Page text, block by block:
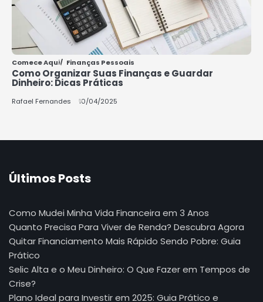
Comece Aqui Finanças Pessoais
Como Organizar Suas Finanças e Guardar
Dinheiro: Dicas Práticas
Rafael Fernandes 10/04/2025
Últimos Posts
Como Mudei Minha Vida Financeira em 3 Anos
Quanto Precisa Para Viver de Renda? Descubra Agora
Quitar Financiamento Mais Rápido Sendo Pobre: Guia
Prático
Selic Alta e o Meu Dinheiro: O Que Fazer em Tempos de
Crise?
Plano Ideal para Investir em 2025: Guia Prático e